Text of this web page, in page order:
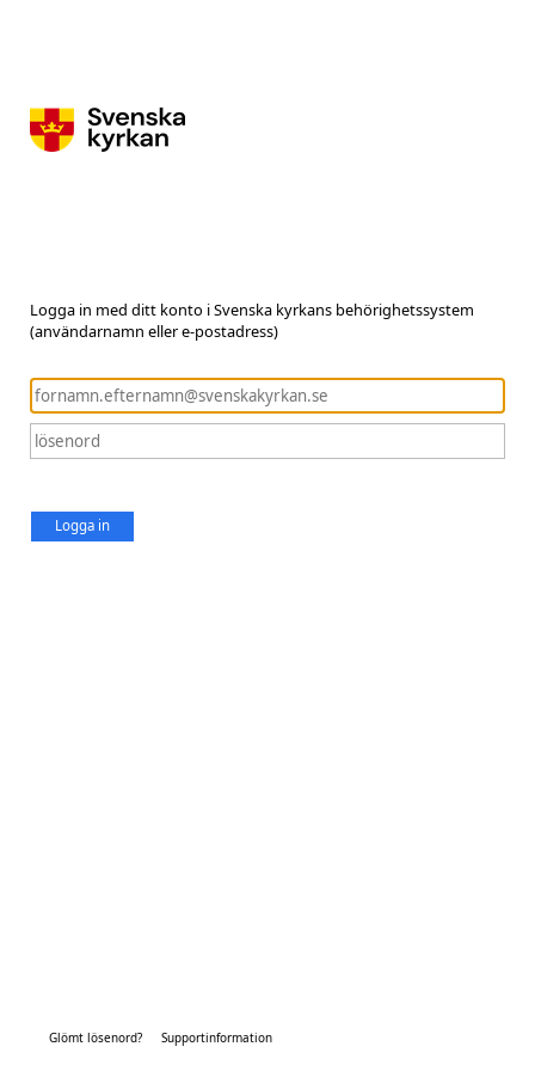
Logga in med ditt konto i Svenska kyrkans behörighetssystem
(användarnamn eller e-postadress)
Logga in
Glömt lösenord? Supportinformation